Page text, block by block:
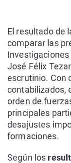
El resultado de
comparar las
Investigaciones
José Félix
escrutinio. Con
contabilizados,
orden de
principales
desajustes
formaciones.
Según los